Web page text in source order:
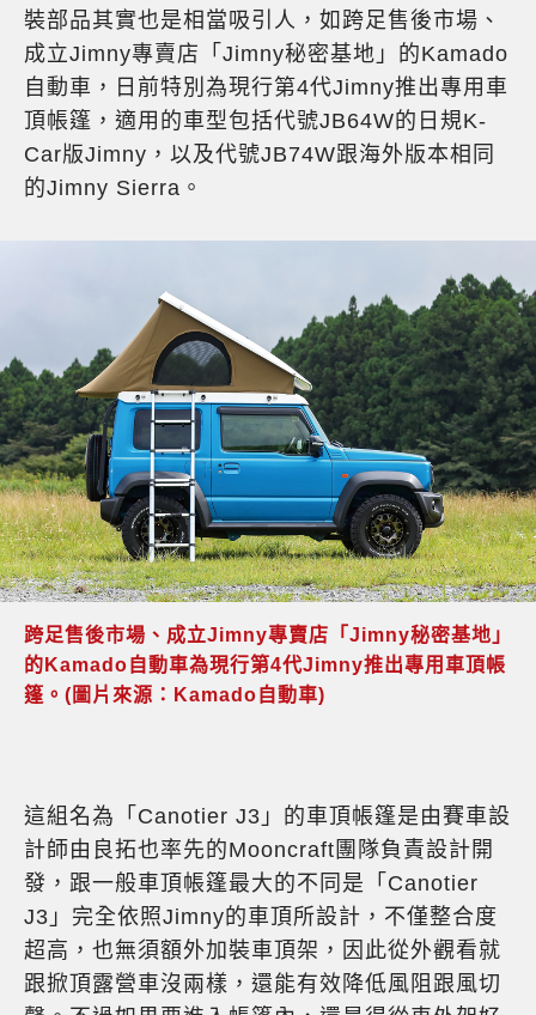
裝部品其實也是相當吸引人，如跨足售後市場、
成立Jimny專賣店「Jimny秘密基地」的Kamado
自動車，日前特別為現行第4代Jimny推出專用車
頂帳篷，適用的車型包括代號JB64W的日規K-
Car版Jimny，以及代號JB74W跟海外版本相同
的Jimny Sierra。
跨足售後市場、成立Jimny專賣店「Jimny秘密基地」
的Kamado自動車為現行第4代Jimny推出專用車頂帳
篷。(圖片來源：Kamado自動車)
這組名為「Canotier J3」的車頂帳篷是由賽車設
計師由良拓也率先的Mooncraft團隊負責設計開
發，跟一般車頂帳篷最大的不同是「Canotier
J3」完全依照Jimny的車頂所設計，不僅整合度
超高，也無須額外加裝車頂架，因此從外觀看就
跟掀頂露營車沒兩樣，還能有效降低風阻跟風切